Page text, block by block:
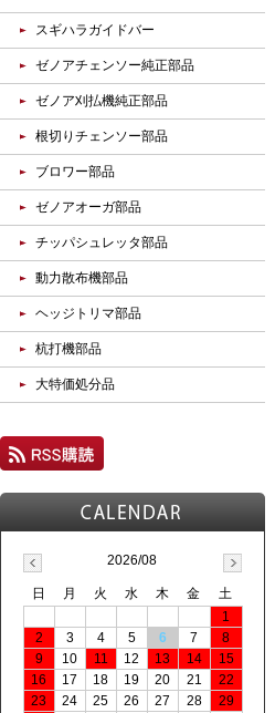
スギハラガイドバー
ゼノアチェンソー純正部品
ゼノア刈払機純正部品
根切りチェンソー部品
ブロワー部品
ゼノアオーガ部品
チッパシュレッタ部品
動力散布機部品
ヘッジトリマ部品
杭打機部品
大特価処分品
2026/08
日 月 火 水 木 金
土
1
2
3 4 5 6 7
8
9
10 11 12 13 14
15
16
17 18 19 20 21
22
23
24 25 26 27 28
29